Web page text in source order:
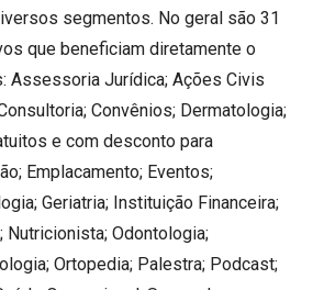
segmentos. No geral são 31
que beneficiam diretamente o
Assessoria Jurídica; Ações Civis
Convênios; Dermatologia;
e com desconto para
Emplacamento; Eventos;
Geriatria; Instituição Financeira;
Nutricionista; Odontologia;
Ortopedia; Palestra; Podcast;